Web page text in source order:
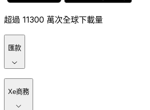
超過 11300 萬次全球下載量
匯款
Xe商務